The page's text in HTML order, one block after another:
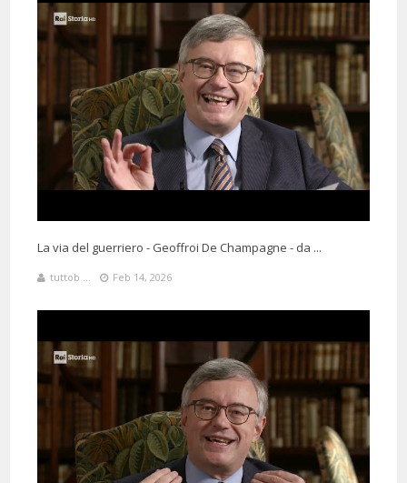
La via del guerriero - Geoffroi De Champagne - da ...
tuttob ... Feb 14, 2026